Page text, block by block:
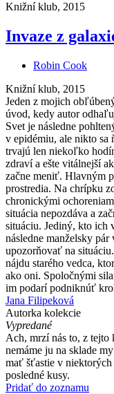
Knižní klub, 2015
Invaze z
Robin Cook
Knižní klub, 2015
Jeden z mojich
úvod, kedy autor
Svet je následne
v epidémiu, ale nikto sa
trvajú len niekoľko
zdraví a ešte vitálnejší
začne meniť. Hlavným
prostredia. Na chrípku
chronickými
situácia nepozdáva a
situáciu. Jediný, kto ich
následne manželsky
upozorňovať na
nájdu starého vedca,
ako oni. Spoločnými
im podarí podniknúť
Jana Filipeková
Autorka kolekcie
Vypredané
Ach, mrzí nás to, z tejto
nemáme ju na sklade
mať šťastie v niektorých
posledné kusy.
Pridať do zoznamu